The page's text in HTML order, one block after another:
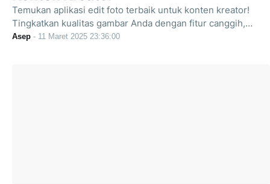
Temukan aplikasi edit foto terbaik untuk konten kreator!
Tingkatkan kualitas gambar Anda dengan fitur canggih,…
Asep - 11 Maret 2025 23:36:00